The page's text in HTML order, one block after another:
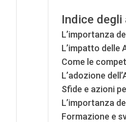
Indice degli
L’importanza
L’impatto delle
Come le
L’adozione
Sfide e azioni
L’importanza
Formazione e